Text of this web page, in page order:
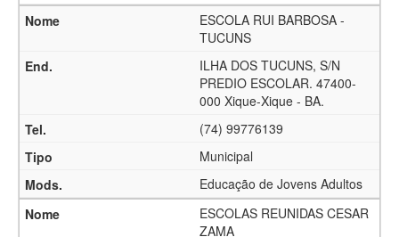
ESCOLA RUI BARBOSA -
TUCUNS
ILHA DOS TUCUNS, S/N
PREDIO ESCOLAR. 47400-
000 Xique-Xique - BA.
(74) 99776139
Municipal
Educação de Jovens Adultos
ESCOLAS REUNIDAS CESAR
ZAMA